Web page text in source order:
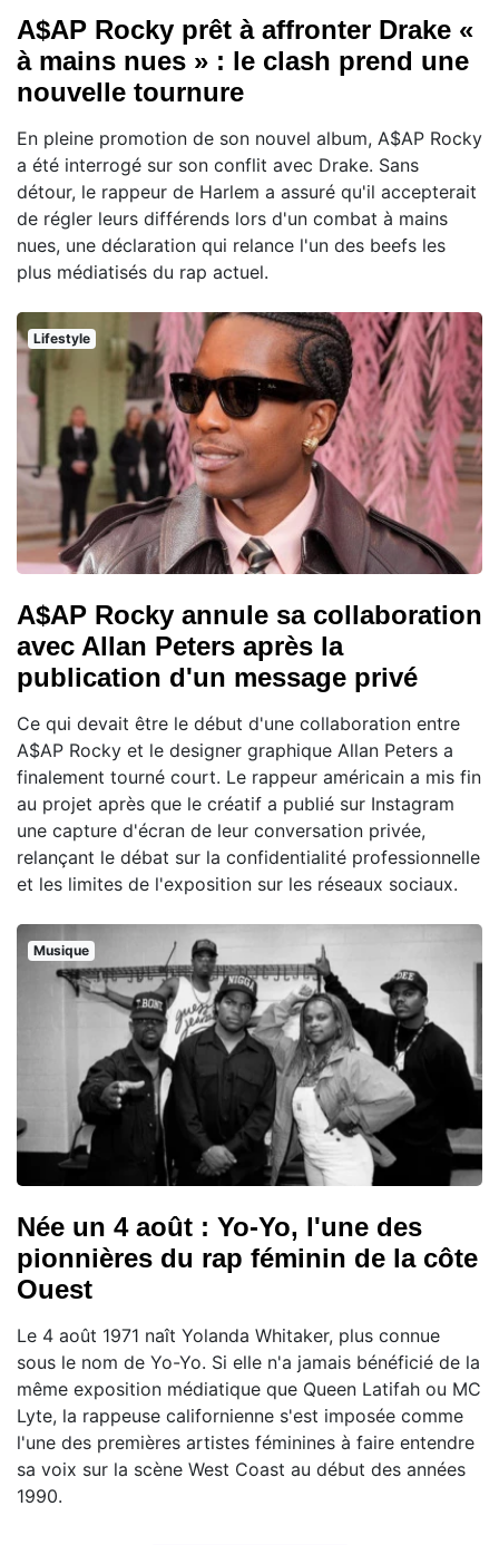
A$AP Rocky prêt à affronter Drake «
à mains nues » : le clash prend une
nouvelle tournure
En pleine promotion de son nouvel album, A$AP Rocky
a été interrogé sur son conflit avec Drake. Sans
détour, le rappeur de Harlem a assuré qu'il accepterait
de régler leurs différends lors d'un combat à mains
nues, une déclaration qui relance l'un des beefs les
plus médiatisés du rap actuel.
Lifestyle
A$AP Rocky annule sa collaboration
avec Allan Peters après la
publication d'un message privé
Ce qui devait être le début d'une collaboration entre
A$AP Rocky et le designer graphique Allan Peters a
finalement tourné court. Le rappeur américain a mis fin
au projet après que le créatif a publié sur Instagram
une capture d'écran de leur conversation privée,
relançant le débat sur la confidentialité professionnelle
et les limites de l'exposition sur les réseaux sociaux.
Musique
Née un 4 août : Yo-Yo, l'une des
pionnières du rap féminin de la côte
Ouest
Le 4 août 1971 naît Yolanda Whitaker, plus connue
sous le nom de Yo-Yo. Si elle n'a jamais bénéficié de la
même exposition médiatique que Queen Latifah ou MC
Lyte, la rappeuse californienne s'est imposée comme
l'une des premières artistes féminines à faire entendre
sa voix sur la scène West Coast au début des années
1990.